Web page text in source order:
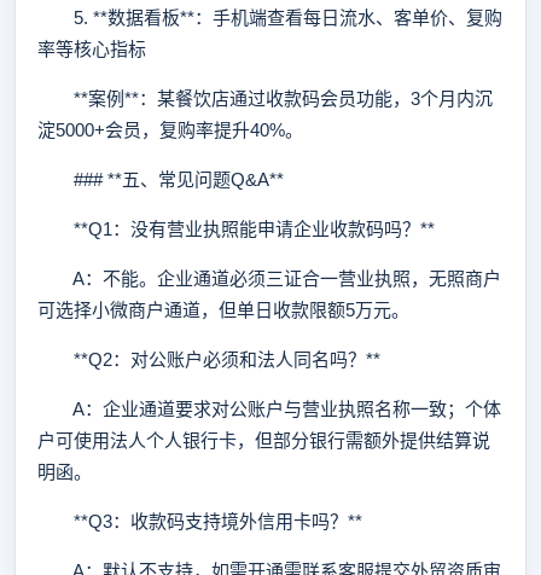
5. **数据看板**：手机端查看每日流水、客单价、复购
率等核心指标
**案例**：某餐饮店通过收款码会员功能，3个月内沉
淀5000+会员，复购率提升40%。
### **五、常见问题Q&A**
**Q1：没有营业执照能申请企业收款码吗？**
A：不能。企业通道必须三证合一营业执照，无照商户
可选择小微商户通道，但单日收款限额5万元。
**Q2：对公账户必须和法人同名吗？**
A：企业通道要求对公账户与营业执照名称一致；个体
户可使用法人个人银行卡，但部分银行需额外提供结算说
明函。
**Q3：收款码支持境外信用卡吗？**
A：默认不支持，如需开通需联系客服提交外贸资质审